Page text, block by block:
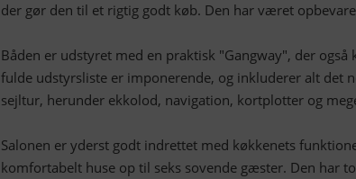
der gør den til et rigtig godt køb. Den har været
Båden er udstyret med en praktisk "Gangway", der
fulde udstyrsliste er imponerende, og inkluderer alt det
sejltur, herunder ekkolod, navigation, kortplotter og
Salonen er yderst godt indrettet med køkkenets
komfortabelt huse op til seks sovende gæster. Den har